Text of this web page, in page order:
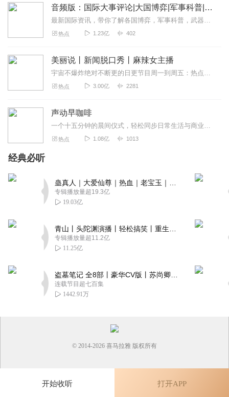
音频版：国际大事评论|大国博弈|军事科普|科技讲解
最新国际资讯，带你了解各国博弈，军事科普，武器博览。本专辑为听风的蚕原创专辑，本专辑将为您介绍军事科普和国际动态和热点大事，通过独家解读，为您理清热点之下的脉络...
热点 1.23亿 402
美丽说丨新闻脱口秀丨麻辣女主播
宇宙不爆炸绝对不断更的日更节目周一到周五：热点新闻一锅端周末：听众投稿话题探讨随便闲聊>>>不知道怎么进主播橱窗购买零食的点击我哟，点我点我！<<<马栏山...
热点 3.00亿 2281
声动早咖啡
一个十五分钟的晨间仪式，轻松同步日常生活与商业世界。这是一档由声动活泼出品的清晨播客节目，在工作日的早晨，为你带来与日常生活息息相关的商业科技轻解读，开启能量满...
热点 1.08亿 1013
经典必听
专辑播放量超19.3亿
19.03亿
专辑播放量超11.2亿
11.25亿
连载节目超七百集
1442.91万
开始收听 打开APP
© 2014-2026 喜马拉雅 版权所有